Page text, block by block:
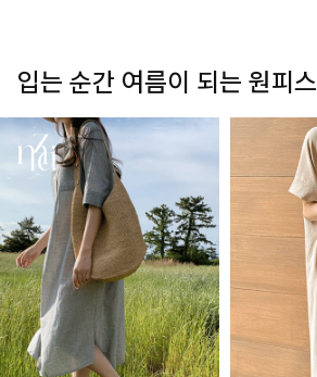
입는 순간 여름이 되는 원피스